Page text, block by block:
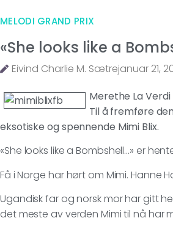
MELODI GRAND PRIX
«She looks like a
Eivind Charlie M. Sætrejanuar 21,
Merethe La
Til å fremføre
eksotiske og spennende Mimi Blix.
«She looks like a Bombshell…» er
Få i Norge har hørt om Mimi. Hanne
Ugandisk far og norsk mor har gitt
det meste av verden Mimi til nå har